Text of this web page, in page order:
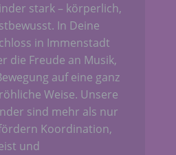
stark – körperlich,
In Deine
in Immenstadt
die Freude an Musik,
auf eine ganz
Weise. Unsere
sind mehr als nur
Koordination,
und